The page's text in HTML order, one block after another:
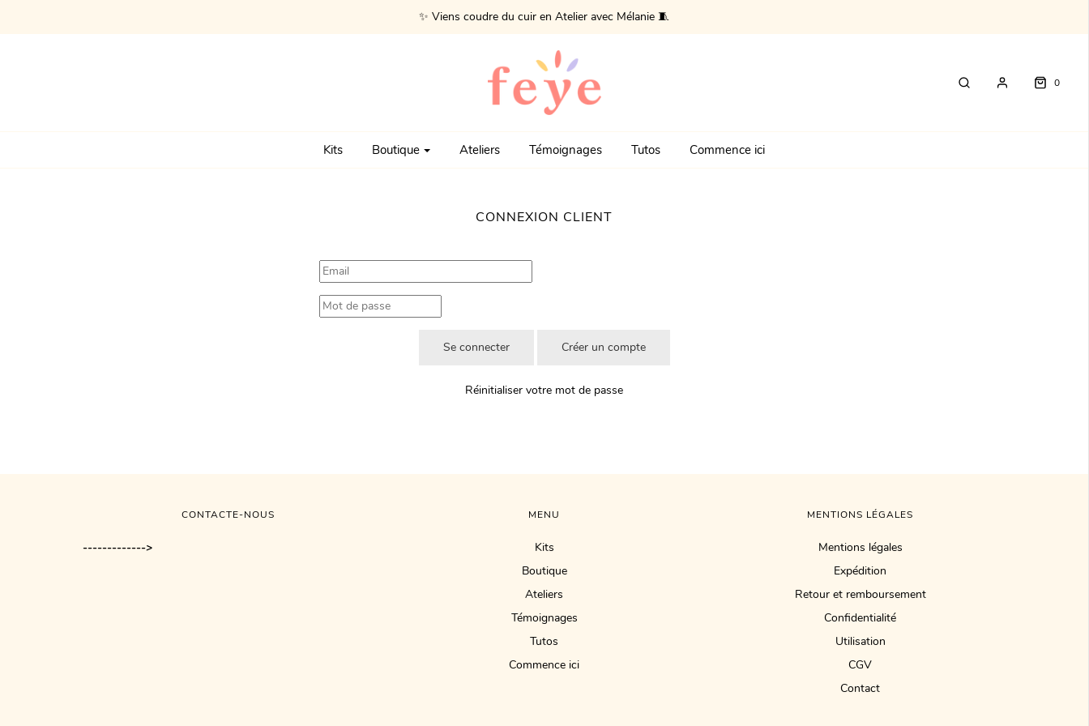
✨ Viens coudre du cuir en Atelier avec Mélanie 🧵
0
Kits Boutique Ateliers Témoignages Tutos Commence ici
CONNEXION CLIENT
Créer un compte
Réinitialiser votre mot de passe
CONTACTE-NOUS
------------->
MENU
Kits
Boutique
Ateliers
Témoignages
Tutos
Commence ici
MENTIONS LÉGALES
Mentions légales
Expédition
Retour et remboursement
Confidentialité
Utilisation
CGV
Contact